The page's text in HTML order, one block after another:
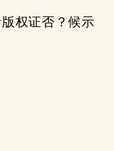
权证否？候示